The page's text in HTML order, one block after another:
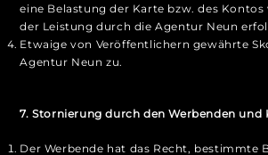
eine Belastung der Karte bzw. des
der Leistung durch die Agentur Neun
Etwaige von Veröffentlichern gewährte
Agentur Neun zu.
7. Stornierung durch den Werbenden und
Der Werbende hat das Recht, bestimmte